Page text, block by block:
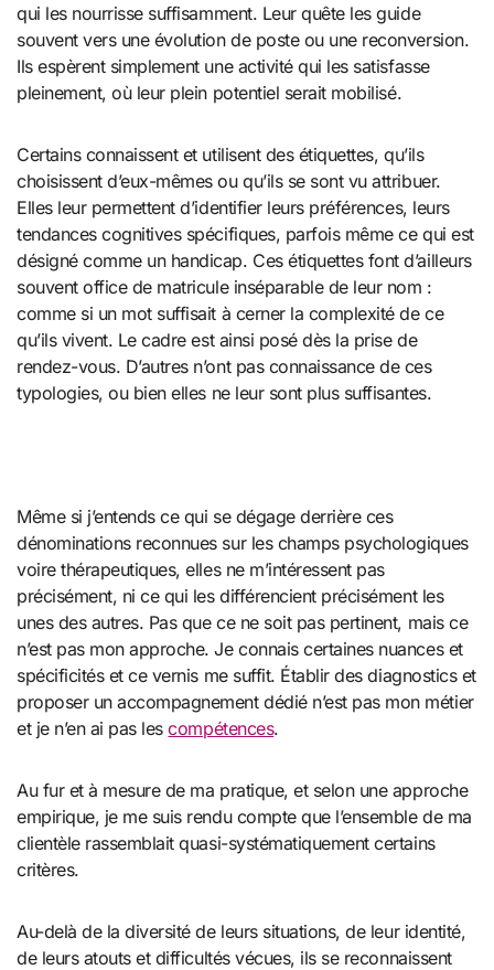
qui les nourrisse suffisamment. Leur quête les guide
souvent vers une évolution de poste ou une reconversion.
Ils espèrent simplement une activité qui les satisfasse
pleinement, où leur plein potentiel serait mobilisé.
Certains connaissent et utilisent des étiquettes, qu’ils
choisissent d’eux-mêmes ou qu’ils se sont vu attribuer.
Elles leur permettent d’identifier leurs préférences, leurs
tendances cognitives spécifiques, parfois même ce qui est
désigné comme un handicap. Ces étiquettes font d’ailleurs
souvent office de matricule inséparable de leur nom :
comme si un mot suffisait à cerner la complexité de ce
qu’ils vivent. Le cadre est ainsi posé dès la prise de
rendez-vous. D’autres n’ont pas connaissance de ces
typologies, ou bien elles ne leur sont plus suffisantes.
Même si j’entends ce qui se dégage derrière ces
dénominations reconnues sur les champs psychologiques
voire thérapeutiques, elles ne m’intéressent pas
précisément, ni ce qui les différencient précisément les
unes des autres. Pas que ce ne soit pas pertinent, mais ce
n’est pas mon approche. Je connais certaines nuances et
spécificités et ce vernis me suffit. Établir des diagnostics et
proposer un accompagnement dédié n’est pas mon métier
et je n’en ai pas lescompétences.
Au fur et à mesure de ma pratique, et selon une approche
empirique, je me suis rendu compte que l’ensemble de ma
clientèle rassemblait quasi-systématiquement certains
critères.
Au-delà de la diversité de leurs situations, de leur identité,
de leurs atouts et difficultés vécues, ils se reconnaissent